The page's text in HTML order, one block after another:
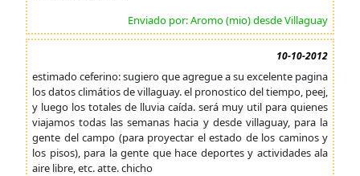
Enviado por: Aromo (mio) desde Villaguay
10-10-2012
estimado ceferino: sugiero que agregue a su excelente pagina
los datos climátios de villaguay. el pronostico del tiempo, peej,
y luego los totales de lluvia caída. será muy util para quienes
viajamos todas las semanas hacia y desde villaguay, para la
gente del campo (para proyectar el estado de los caminos y
los pisos), para la gente que hace deportes y actividades ala
aire libre, etc. atte. chicho